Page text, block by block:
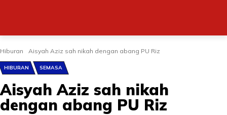
Hiburan Aisyah Aziz sah nikah dengan abang PU Riz
HIBURAN SEMASA
Aisyah Aziz sah nikah
dengan abang PU Riz